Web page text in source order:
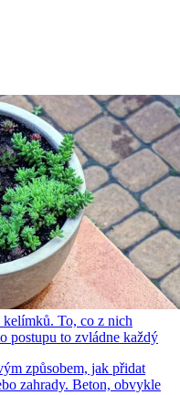
To, co z nich
postupu to zvládne každý
způsobem, jak přidat
zahrady. Beton, obvykle